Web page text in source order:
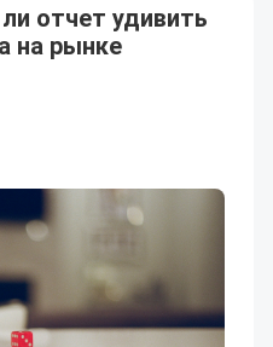
отчет удивить
на рынке